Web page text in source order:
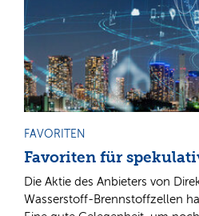
FAVORITEN
Favoriten für
Die Aktie des Anbieters von
Wasserstoff-Brennstoffzellen